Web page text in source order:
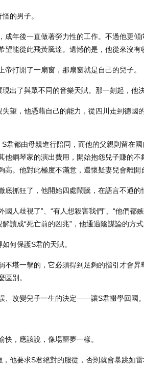
的男子。
成年後一直做著勞力性的工作。不過他更
望能從此飛黃騰達。遺憾的是，他從來沒有
帝打開了一扇窗，那扇窗就是自己的兒子。
出了與眾不同的音樂天賦。那一刻起，他
望，他憑藉自己的能力，從四川走到德
君都由母親進行陪同，而他的父親則留在
他鋼琴家的演出費用，開始抱怨兒子賺的
高。他對此極度不滿意，還懷疑妻兒會離開
底抓狂了，他開始四處鬧騰，在語言不通的
國人歧視了”、“有人想殺害我們”、“他們
讀成“死亡前的凶兆”，他通過陰謀論的方
何保護S君的天賦。
不堪一擊的，它必須得到足夠的指引才會
區別。
、改變兒子一生的決定——讓S君輟學回國。
快，應該說，像場噩夢一樣。
他要求S君絕對的服從，否則就會暴跳如